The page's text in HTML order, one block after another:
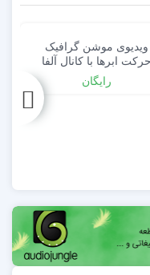
ویدیوی موشن گرافیک
حرکت ابرها با کانال آلفا
رایگان